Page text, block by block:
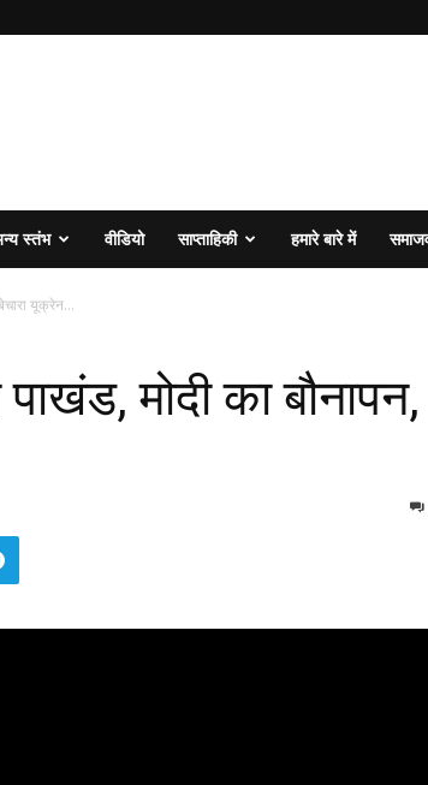
स्तंभ वीडियो साप्ताहिकी हमारे बारे में
यूक्रेन…
मोदी का बौनापन,